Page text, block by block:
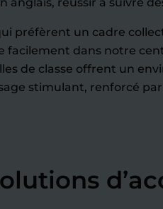
préfèrent un cadre
facilement dans notre
de classe offrent un
stimulant, renforcé